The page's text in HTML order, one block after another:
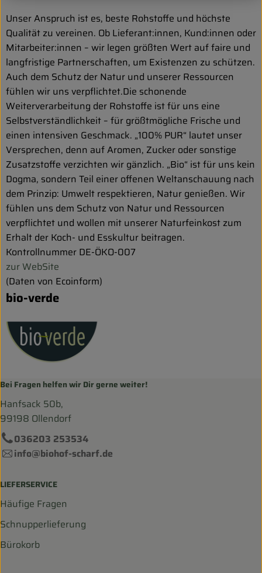
Unser Anspruch ist es, beste Rohstoffe und höchste
Qualität zu vereinen. Ob Lieferant:innen, Kund:innen oder
Mitarbeiter:innen – wir legen größten Wert auf faire und
langfristige Partnerschaften, um Existenzen zu schützen.
Auch dem Schutz der Natur und unserer Ressourcen
fühlen wir uns verpflichtet.Die schonende
Weiterverarbeitung der Rohstoffe ist für uns eine
Selbstverständlichkeit – für größtmögliche Frische und
einen intensiven Geschmack. „100% PUR“ lautet unser
Versprechen, denn auf Aromen, Zucker oder sonstige
Zusatzstoffe verzichten wir gänzlich. „Bio“ ist für uns kein
Dogma, sondern Teil einer offenen Weltanschauung nach
dem Prinzip: Umwelt respektieren, Natur genießen. Wir
fühlen uns dem Schutz von Natur und Ressourcen
verpflichtet und wollen mit unserer Naturfeinkost zum
Erhalt der Koch- und Esskultur beitragen.
Kontrollnummer DE-ÖKO-007
zur WebSite
(Daten von Ecoinform)
bio-verde
Bei Fragen helfen wir Dir gerne weiter!
Hanfsack 50b,
99198 Ollendorf
036203 253534
info@biohof-scharf.de
LIEFERSERVICE
Häufige Fragen
Schnupperlieferung
Bürokorb